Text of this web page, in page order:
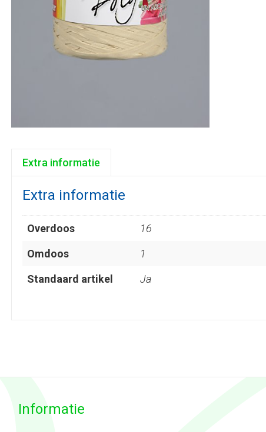
Extra informatie
Extra informatie
Overdoos 16
Omdoos 1
Standaard artikel Ja
Informatie